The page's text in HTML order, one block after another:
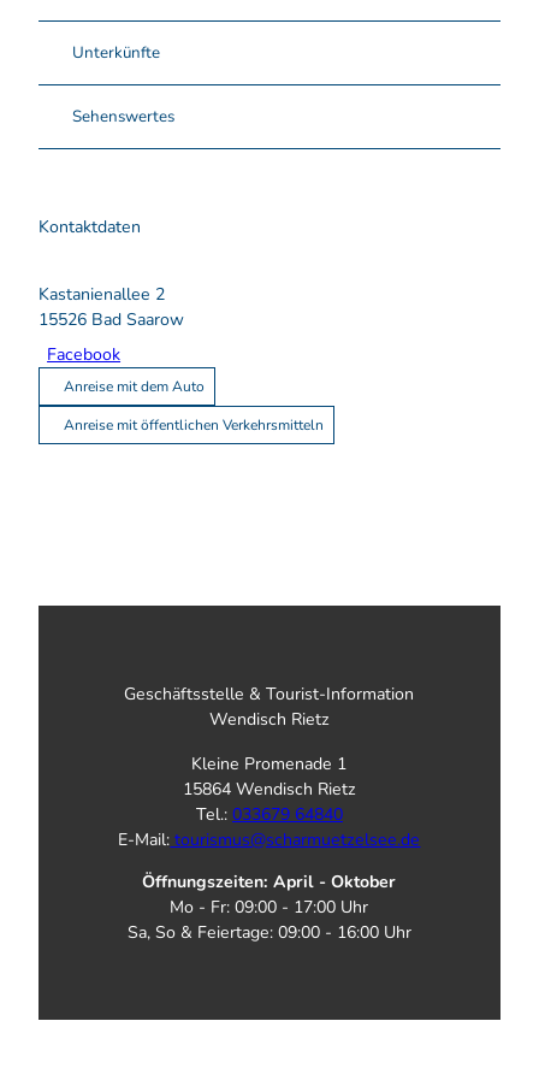
Unterkünfte
Sehenswertes
Kontaktdaten
Kastanienallee 2
15526 Bad Saarow
Facebook
Anreise mit dem Auto
Anreise mit öffentlichen Verkehrsmitteln
Geschäftsstelle & Tourist-Information
Wendisch Rietz
Kleine Promenade 1
15864 Wendisch Rietz
Tel.: 033679 64840
E-Mail: tourismus@scharmuetzelsee.de
Öffnungszeiten: April - Oktober
Mo - Fr: 09:00 - 17:00 Uhr
Sa, So & Feiertage: 09:00 - 16:00 Uhr